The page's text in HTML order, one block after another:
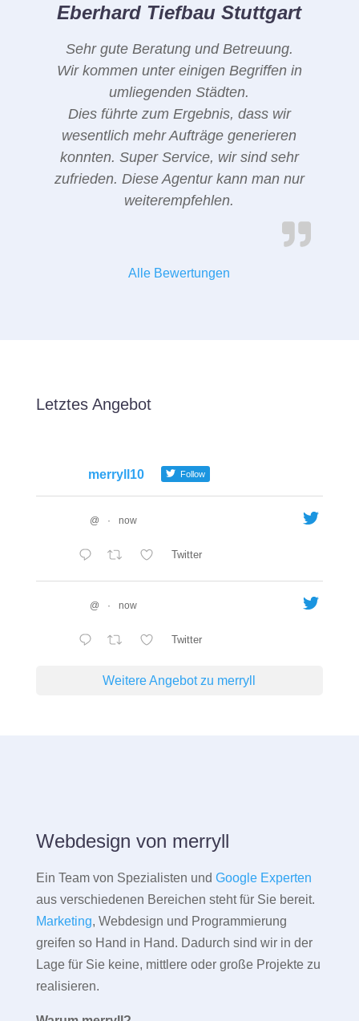
Eberhard Tiefbau Stuttgart
Sehr gute Beratung und Betreuung.
Wir kommen unter einigen Begriffen in
umliegenden Städten.
Dies führte zum Ergebnis, dass wir
wesentlich mehr Aufträge generieren
konnten. Super Service, wir sind sehr
zufrieden. Diese Agentur kann man nur
weiterempfehlen.
Alle Bewertungen
Letztes Angebot
merryll10 Follow
@ · now
Twitter
@ · now
Twitter
Weitere Angebot zu merryll
Webdesign von merryll
Ein Team von Spezialisten und Google Experten
aus verschiedenen Bereichen steht für Sie bereit.
Marketing, Webdesign und Programmierung
greifen so Hand in Hand. Dadurch sind wir in der
Lage für Sie keine, mittlere oder große Projekte zu
realisieren.